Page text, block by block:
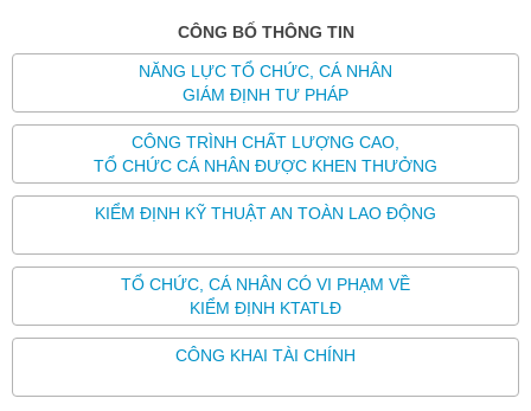
CÔNG BỐ THÔNG TIN
NĂNG LỰC TỔ CHỨC, CÁ NHÂN
GIÁM ĐỊNH TƯ PHÁP
CÔNG TRÌNH CHẤT LƯỢNG CAO,
TỔ CHỨC CÁ NHÂN ĐƯỢC KHEN THƯỞNG
KIỂM ĐỊNH KỸ THUẬT AN TOÀN LAO ĐỘNG
TỔ CHỨC, CÁ NHÂN CÓ VI PHẠM VỀ
KIỂM ĐỊNH KTATLĐ
CÔNG KHAI TÀI CHÍNH